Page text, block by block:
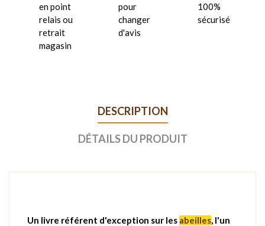
en point
relais ou
retrait
magasin
pour
changer
d'avis
100%
sécurisé
DESCRIPTION
DÉTAILS DU PRODUIT
Un livre référent d'exception sur les abeilles, l'un